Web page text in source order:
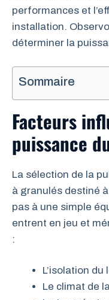
performances et
installation.
déterminer la
Sommaire
Facteurs
puissance
La sélection de la
à granulés destiné
pas à une simple
entrent en jeu et
:
L’isolation du
Le climat de